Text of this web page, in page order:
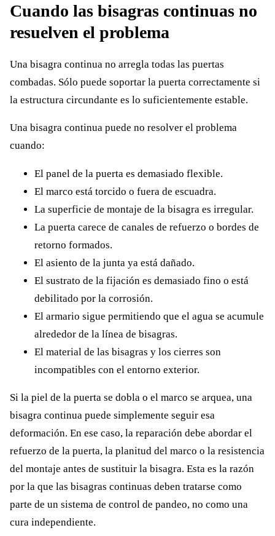
Cuando las bisagras continuas no
resuelven el problema
Una bisagra continua no arregla todas las puertas
combadas. Sólo puede soportar la puerta correctamente si
la estructura circundante es lo suficientemente estable.
Una bisagra continua puede no resolver el problema
cuando:
El panel de la puerta es demasiado flexible.
El marco está torcido o fuera de escuadra.
La superficie de montaje de la bisagra es irregular.
La puerta carece de canales de refuerzo o bordes de
retorno formados.
El asiento de la junta ya está dañado.
El sustrato de la fijación es demasiado fino o está
debilitado por la corrosión.
El armario sigue permitiendo que el agua se acumule
alrededor de la línea de bisagras.
El material de las bisagras y los cierres son
incompatibles con el entorno exterior.
Si la piel de la puerta se dobla o el marco se arquea, una
bisagra continua puede simplemente seguir esa
deformación. En ese caso, la reparación debe abordar el
refuerzo de la puerta, la planitud del marco o la resistencia
del montaje antes de sustituir la bisagra. Esta es la razón
por la que las bisagras continuas deben tratarse como
parte de un sistema de control de pandeo, no como una
cura independiente.